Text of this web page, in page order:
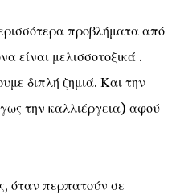
προβλήματα από
είναι μελισσοτοξικά .
διπλή ζημιά. Και την
την καλλιέργεια) αφού
όταν περπατούν σε